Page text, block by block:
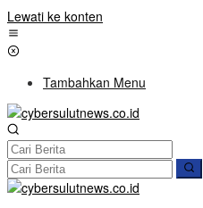
Lewati ke konten
Tambahkan Menu